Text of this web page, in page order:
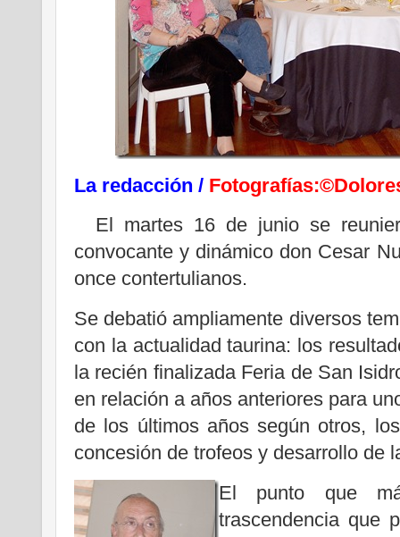
La redacción /
El martes 16 de junio se
convocante y dinámico don Cesar
once contertulianos.
Se debatió ampliamente diversos
con la actualidad taurina: los
la recién finalizada Feria de San
en relación a años anteriores para
de los últimos años según otros,
concesión de trofeos y desarrollo de
El punto que
trascendencia que